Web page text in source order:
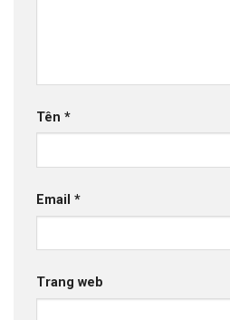
Tên *
Email *
Trang web